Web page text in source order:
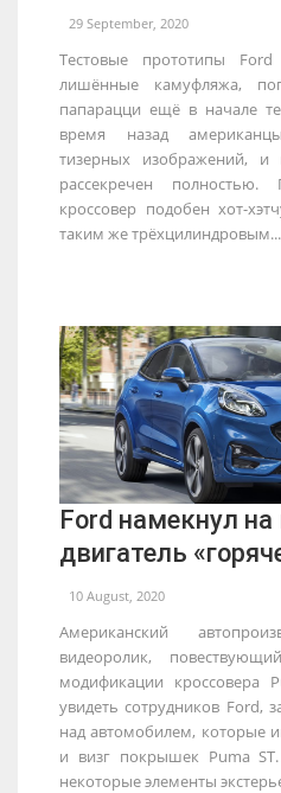
29 September, 2020
Тестовые прототипы
лишённые камуфляжа,
папарацци ещё в начале
время назад
тизерных изображений, и
рассекречен
кроссовер подобен хот-
таким же трёхцилиндровым...
Ford намекнул
двигатель
10 August, 2020
Американский
видеоролик,
модификации кроссовера
увидеть сотрудников Ford,
над автомобилем, которые
и визг покрышек Puma
некоторые элементы